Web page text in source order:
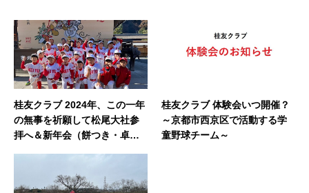
桂友クラブ 2024年、この一年
の無事を祈願して松尾大社参
拝へ＆新年会（餅つき・卓球
桂友クラブ 体験会いつ開催？
～京都市西京区で活動する学
童野球チーム～